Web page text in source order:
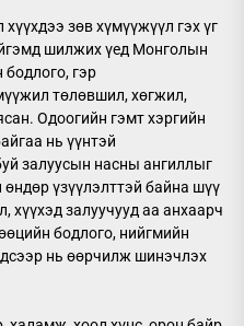
зөв хүмүүжүүл гэх үг
шилжих үед Монголын
бодлого, гэр
төлөвшил, хөгжил,
Одоогийн гэмт хэргийн
нь үүнтэй
залуусын насны ангиллыг
үзүүлэлттэй байна шүү
хүүхэд залуучууд аа анхаарч
бодлого, нийгмийн
нь өөрчилж шинэчлэх